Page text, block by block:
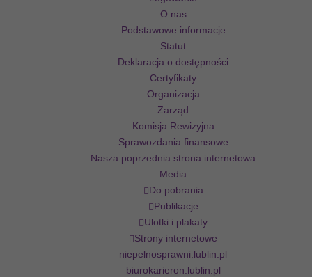
O nas
Podstawowe informacje
Statut
Deklaracja o dostępności
Certyfikaty
Organizacja
Zarząd
Komisja Rewizyjna
Sprawozdania finansowe
Nasza poprzednia strona internetowa
Media
Do pobrania
Publikacje
Ulotki i plakaty
Strony internetowe
niepelnosprawni.lublin.pl
biurokarieron.lublin.pl